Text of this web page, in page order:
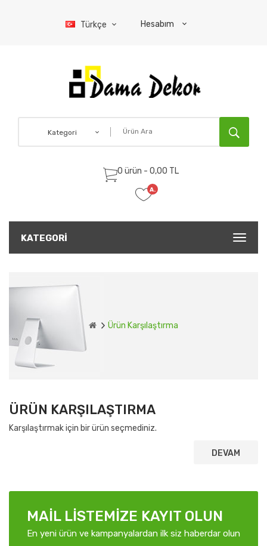
Türkçe Hesabım
Kategori
0 ürün - 0,00 TL
A.
Listem
KATEGORI
Ürün Karşılaştırma
ÜRÜN KARŞILAŞTIRMA
Karşılaştırmak için bir ürün seçmediniz.
DEVAM
MAIL LISTEMIZE KAYIT OLUN
En yeni ürün ve kampanyalardan ilk siz haberdar olun